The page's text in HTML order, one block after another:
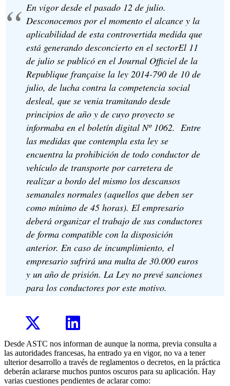
En vigor desde el pasado 12 de julio.
Desconocemos por el momento el alcance y la
aplicabilidad de esta controvertida medida que
está generando desconcierto en el sectorEl 11
de julio se publicó en el Journal Officiel de la
Republique française la ley 2014-790 de 10 de
julio, de lucha contra la competencia social
desleal, que se venia tramitando desde
principios de año y de cuyo proyecto se
informaba en el boletín digital Nº 1062. Entre
las medidas que contempla esta ley se
encuentra la prohibición de todo conductor de
vehículo de transporte por carretera de
realizar a bordo del mismo los descansos
semanales normales (aquellos que deben ser
como mínimo de 45 horas). El empresario
deberá organizar el trabajo de sus conductores
de forma compatible con la disposición
anterior. En caso de incumplimiento, el
empresario sufrirá una multa de 30.000 euros
y un año de prisión. La Ley no prevé sanciones
para los conductores por este motivo.
Desde ASTC nos informan de aunque la norma, previa consulta a
las autoridades francesas, ha entrado ya en vigor, no va a tener
ulterior desarrollo a través de reglamentos o decretos, en la práctica
deberán aclararse muchos puntos oscuros para su aplicación. Hay
varias cuestiones pendientes de aclarar como: